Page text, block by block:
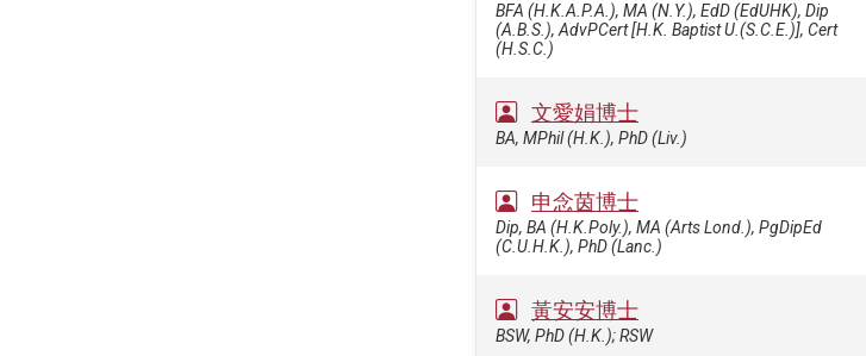
BFA (H.K.A.P.A.), MA (N.Y.), EdD (EdUHK), Dip
(A.B.S.), AdvPCert [H.K. Baptist U.(S.C.E.)], Cert
(H.S.C.)
文愛娟博士
BA, MPhil (H.K.), PhD (Liv.)
申念茵博士
Dip, BA (H.K.Poly.), MA (Arts Lond.), PgDipEd
(C.U.H.K.), PhD (Lanc.)
黃安安博士
BSW, PhD (H.K.); RSW